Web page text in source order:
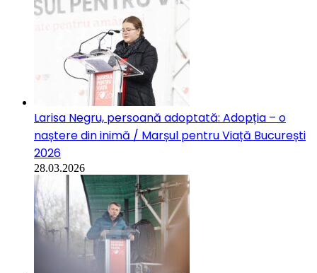
Larisa Negru, persoană adoptată: Adopția – o
naștere din inimă / Marșul pentru Viață București
2026
28.03.2026